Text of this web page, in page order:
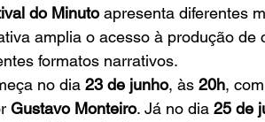
do Minuto apresenta diferentes
amplia o acesso à produção de
formatos narrativos.
no dia 23 de junho, às 20h,
Gustavo Monteiro. Já no dia 25 de